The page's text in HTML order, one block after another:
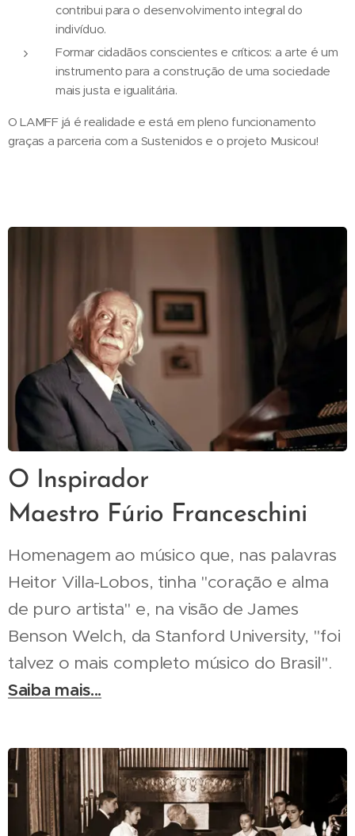
contribui para o desenvolvimento integral do
indivíduo.
Formar cidadãos conscientes e críticos: a arte é um
instrumento para a construção de uma sociedade
mais justa e igualitária.
O LAMFF já é realidade e está em pleno funcionamento
graças a parceria com a Sustenidos e o projeto Musicou!
O Inspirador
Maestro Fúrio Franceschini
Homenagem ao músico que, nas palavras
Heitor Villa-Lobos, tinha "coração e alma
de puro artista" e, na visão de James
Benson Welch, da Stanford University, "foi
talvez o mais completo músico do Brasil".
Saiba mais...